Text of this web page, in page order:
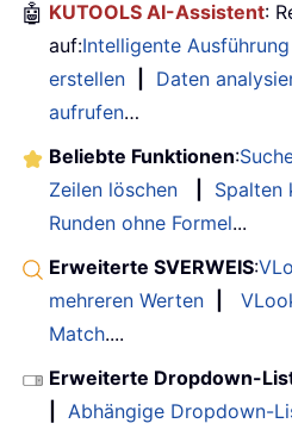
🤖 KUTOOLS AI-Assistent:
auf:Intelligente Ausführung
erstellen
Daten
aufrufen…
Beliebte Funktionen:
Zeilen löschen
Spalten
Runden ohne Formel...
Erweiterte SVERWEIS:
mehreren Werten
Match....
Erweiterte Dropdown-
Abhängige Dropdown-